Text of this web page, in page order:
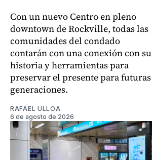
Con un nuevo Centro en pleno
downtown de Rockville, todas las
comunidades del condado
contarán con una conexión con su
historia y herramientas para
preservar el presente para futuras
generaciones.
RAFAEL ULLOA
6 de agosto de 2026